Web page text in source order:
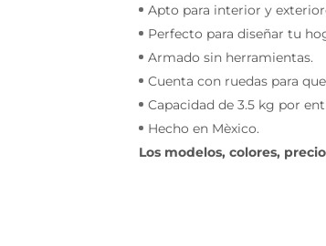
Apto para interior y
Perfecto para diseñar tu
Armado sin herramientas.
Cuenta con ruedas para
Capacidad de 3.5 kg por
Hecho en Mèxico.
Los modelos, colores,